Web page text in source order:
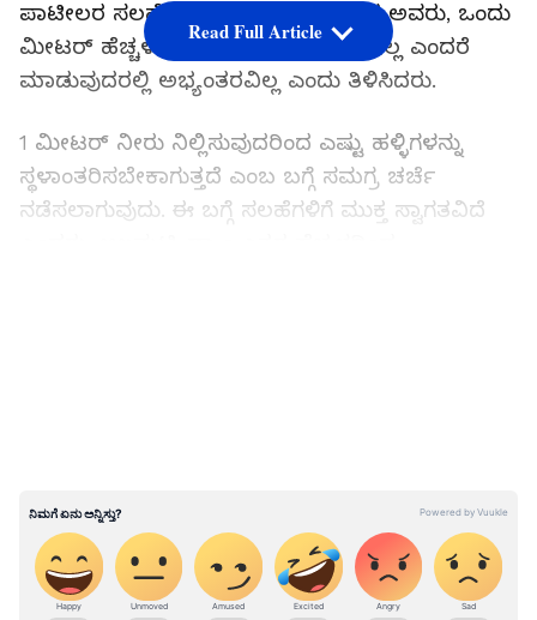
ಪಾಟೀಲರ ಸಲಹೆ ಕುರಿತು ಪ್ರತಿಕ್ರಿಯೆ ನೀಡಿದ ಅವರು, ಒಂದು
ಮೀಟರ್ ಹೆಚ್ಚಳದಿಂದ ಕಾನೂನು ತೊಡಕು ಇಲ್ಲ ಎಂದರೆ
ಮಾಡುವುದರಲ್ಲಿ ಅಭ್ಯಂತರವಿಲ್ಲ ಎಂದು ತಿಳಿಸಿದರು.
1 ಮೀಟರ್ ನೀರು ನಿಲ್ಲಿಸುವುದರಿಂದ ಎಷ್ಟು ಹಳ್ಳಿಗಳನ್ನು
ಸ್ಥಳಾಂತರಿಸಬೇಕಾಗುತ್ತದೆ ಎಂಬ ಬಗ್ಗೆ ಸಮಗ್ರ ಚರ್ಚೆ
ನಡೆಸಲಾಗುವುದು. ಈ ಬಗ್ಗೆ ಸಲಹೆಗಳಿಗೆ ಮುಕ್ತ ಸ್ವಾಗತವಿದೆ
ಬಸವ ಭಾರತ ನಿರ್ಮಾಣ ಅಗತ್ಯ:ಮಾನವೀಯ ರಾಷ್ಟ್ರವಾಗಿ
ಭಾರತ ಬದಲಾಗಬೇಕಾದರೆ ಬಸವ ಭಾರತ ಆಗಬೇಕಿದೆ
ಎಂದು ಬೃಹತ್ ಕೈಗಾರಿಕೆ ಸಚಿವ ಎಂ.ಬಿ.ಪಾಟೀಲ್ ಹೇಳಿದರು.
Read Full Article